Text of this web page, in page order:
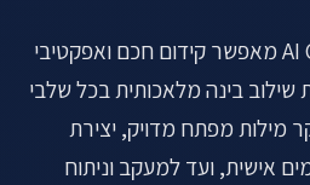
המאמר מדגים כיצד AI Click מאפשר קידום חכם ואפקטיבי
בינה מלאכותית בכל שלבי
מילות מפתח מדויק, יצירת
אישית, ועד למעקב וניתוח